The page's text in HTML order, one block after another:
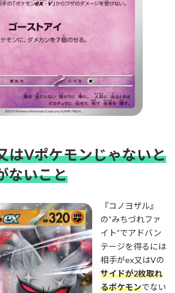
はVポケモンじゃないと
ないこと
『コノヨザル』
の”みちづれファ
イト”でアドバン
テージを得るには
相手がex又はVの
サイドが2枚取れ
るポケモンでない